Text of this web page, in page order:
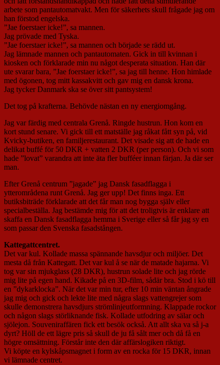
arbete som pantautomatvakt. Men för säkerhets skull frågade jag om
han förstod engelska.
”Jae foerstaer icke!”, sa mannen.
Jag prövade med Tyska.
”Jae foerstaer icke!”, sa mannen och började se rädd ut.
Jag lämnade mannen och pantautomaten. Gick in till kvinnan i
kiosken och förklarade min nu något desperata situation. Han där
ute svarar bara, ”Jae foerstaer icke!”, sa jag till henne. Hon himlade
med ögonen, tog mitt kassakvitt och gav mig en dansk krona.
Jag tycker Danmark ska se över sitt pantsystem!
Det tog på krafterna. Behövde nästan en ny energiomgång.
Jag var färdig med centrala Grenå. Ringde hustrun. Hon kom en
kort stund senare. Vi gick till ett matställe jag råkat fått syn på, vid
Kvicky-butiken, en familjerestaurant. Det visade sig att de hade en
delikat buffé för 50 DKR + vatten 2 DKR (per person). Och vi som
hade ”lovat” varandra att inte äta fler bufféer innan färjan. Ja där ser
man.
Efter Grenå centrum ”jagade” jag Dansk fasadflagga i
ytterområdena runt Grenå. Jag ger upp! Det finns inga. Ett
butiksbiträde förklarade att det får man nog bygga själv eller
specialbeställa. Jag bestämde mig för att det troligtvis är enklare att
skaffa en Dansk fasadflagga hemma i Sverige eller så får jag sy en
som passar den Svenska fasadstången.
Kattegattcentret.
Det var kul. Kollade massa spännande havsdjur och miljöer. Det
mesta då från Kattegatt. Det var kul å se när de matade hajarna. Vi
tog var sin mjukglass (28 DKR), hustrun solade lite och jag rörde
mig lite på egen hand. Kikade på en 3D-film, sådär bra. Stod i kö till
en ”dykarklocka”. När det var min tur, efter 10 min väntan ångrade
jag mig och gick och lekte lite med några slags vattengrejer som
skulle demonstrera havsdjurs strömlinjeutformning. Klappade rockor
och någon slags störliknande fisk. Kollade utfodring av sälar och
sjölejon. Souveniraffären fick ett besök också. Att allt ska va så j-a
dyrt? Höll de ett lägre pris så skull de ju få sålt mer och då få en
högre omsättning. Förstår inte den där affärslogiken riktigt.
Vi köpte en kylskåpsmagnet i form av en rocka för 15 DKR, innan
vi lämnade centret.